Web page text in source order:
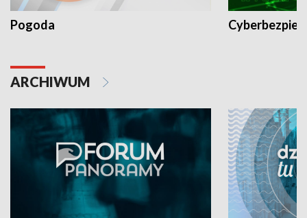
Pogoda
ARCHIWUM